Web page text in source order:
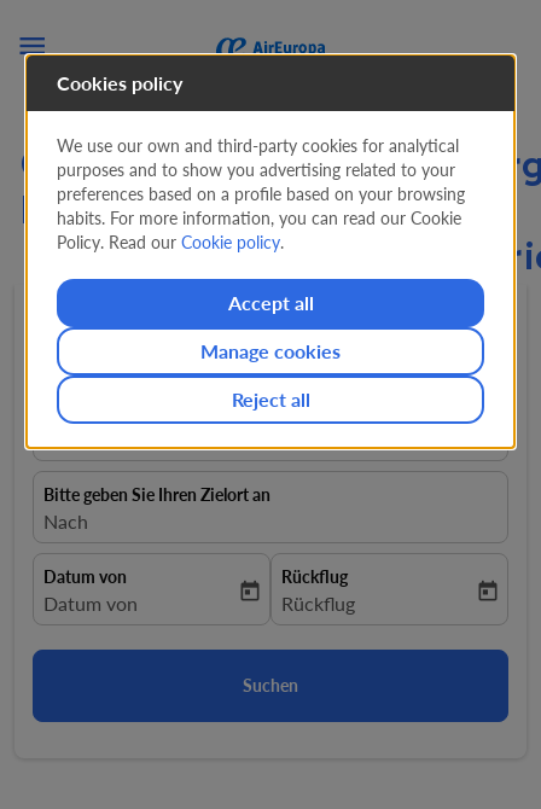

Günstige Flüge ab
Peru ab
Hin- und rückflug expand_more 1 Passagiere
Von
close
Bitte geben Sie Ihren Zielort an
Nach
Datum von
fc-booking-departure-date-aria-label
Datum von today
Rückflug
fc-booking-return-date-aria-
Rückflug today
Suchen
Cookies policy
We use our own and third-party cookies for analytical
purposes and to show you advertising related to your
preferences based on a profile based on your browsing
habits. For more information, you can read our Cookie
Policy. Read ourCookie policy.
Accept all
Reject all
Manage cookies